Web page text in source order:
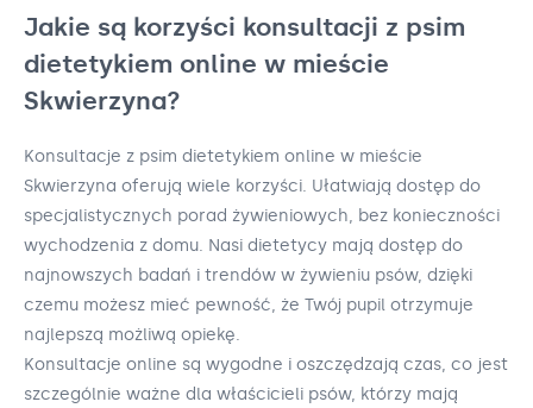
Jakie są korzyści konsultacji z psim
dietetykiem online w mieście
Skwierzyna?
Konsultacje z psim dietetykiem online w mieście
Skwierzyna oferują wiele korzyści. Ułatwiają dostęp do
specjalistycznych porad żywieniowych, bez konieczności
wychodzenia z domu. Nasi dietetycy mają dostęp do
najnowszych badań i trendów w żywieniu psów, dzięki
czemu możesz mieć pewność, że Twój pupil otrzymuje
najlepszą możliwą opiekę.
Konsultacje online są wygodne i oszczędzają czas, co jest
szczególnie ważne dla właścicieli psów, którzy mają